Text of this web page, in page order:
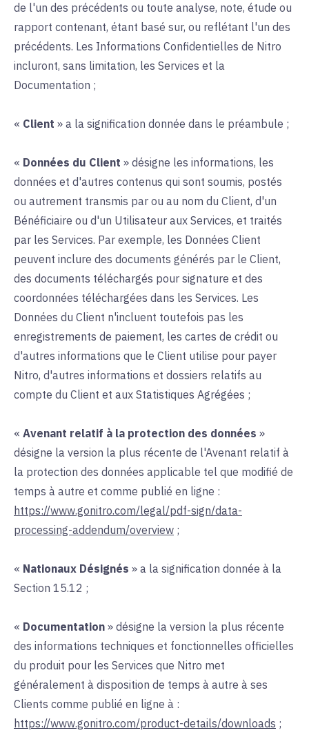
de l'un des précédents ou toute analyse, note, étude ou
rapport contenant, étant basé sur, ou reflétant l'un des
précédents. Les Informations Confidentielles de Nitro
incluront, sans limitation, les Services et la
Documentation ;
« Client » a la signification donnée dans le préambule ;
« Données du Client » désigne les informations, les
données et d'autres contenus qui sont soumis, postés
ou autrement transmis par ou au nom du Client, d'un
Bénéficiaire ou d'un Utilisateur aux Services, et traités
par les Services. Par exemple, les Données Client
peuvent inclure des documents générés par le Client,
des documents téléchargés pour signature et des
coordonnées téléchargées dans les Services. Les
Données du Client n'incluent toutefois pas les
enregistrements de paiement, les cartes de crédit ou
d'autres informations que le Client utilise pour payer
Nitro, d'autres informations et dossiers relatifs au
compte du Client et aux Statistiques Agrégées ;
« Avenant relatif à la protection des données »
désigne la version la plus récente de l'Avenant relatif à
la protection des données applicable tel que modifié de
temps à autre et comme publié en ligne :
https://www.gonitro.com/legal/pdf-sign/data-
processing-addendum/overview ;
« Nationaux Désignés » a la signification donnée à la
Section 15.12 ;
« Documentation » désigne la version la plus récente
des informations techniques et fonctionnelles officielles
du produit pour les Services que Nitro met
généralement à disposition de temps à autre à ses
Clients comme publié en ligne à :
https://www.gonitro.com/product-details/downloads ;